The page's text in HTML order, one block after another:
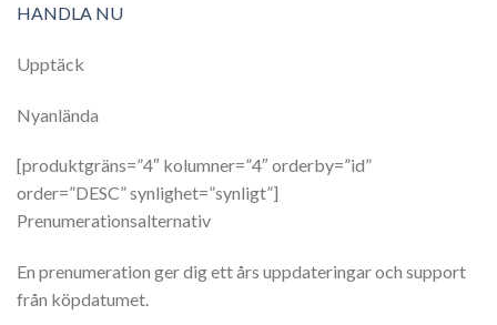
HANDLA NU
Upptäck
Nyanlända
[produktgräns=”4″ kolumner=”4″ orderby=”id”
order=”DESC” synlighet=”synligt”]
Prenumerationsalternativ
En prenumeration ger dig ett års uppdateringar och support
från köpdatumet.